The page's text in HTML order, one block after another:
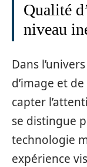
Qualité
niveau
Dans
d’image et
capter
se distingue
technologie
expérience